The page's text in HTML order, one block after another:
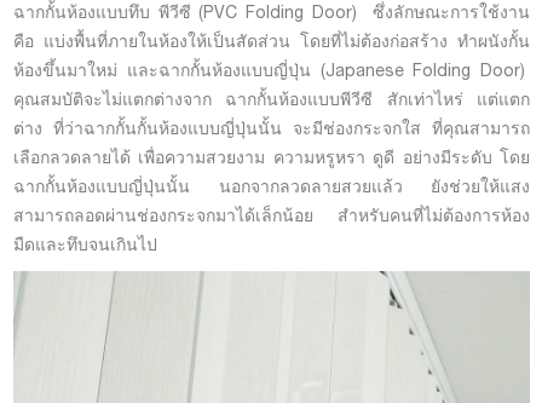
ฉากกั้นห้องแบบทึบ พีวีซี (PVC Folding Door) ซึ่งลักษณะการใช้งาน
คือ แบ่งพื้นที่ภายในห้องให้เป็นสัดส่วน โดยที่ไม่ต้องก่อสร้าง ทำผนังกั้น
ห้องขึ้นมาใหม่ และฉากกั้นห้องแบบญี่ปุ่น (Japanese Folding Door)
คุณสมบัติจะไม่แตกต่างจาก ฉากกั้นห้องแบบพีวีซี สักเท่าไหร่ แต่แตก
ต่าง ที่ว่าฉากกั้นกั้นห้องแบบญี่ปุ่นนั้น จะมีช่องกระจกใส ที่คุณสามารถ
เลือกลวดลายได้ เพื่อความสวยงาม ความหรูหรา ดูดี อย่างมีระดับ โดย
ฉากกั้นห้องแบบญี่ปุ่นนั้น นอกจากลวดลายสวยแล้ว ยังช่วยให้แสง
สามารถลอดผ่านช่องกระจกมาได้เล็กน้อย สำหรับคนที่ไม่ต้องการห้อง
มืดและทึบจนเกินไป